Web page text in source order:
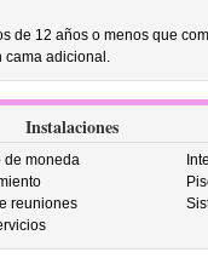
de 12 años o menos que
cama adicional.
Instalaciones
de moneda
reuniones